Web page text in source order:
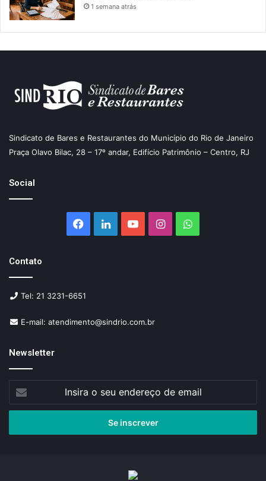
1 semana atrás
Sindicato de Bares e Restaurantes do Município do Rio de Janeiro
Praça Olavo Bilac, 28 – 17º andar, Edifício Patrimônio – Centro, RJ
Social
Facebook
LinkedinYouTubeInstagramWhatsApp
Contato
Tel: 21 3231-6651
E-mail: atendimento@sindrio.com.br
Newsletter
seu
de